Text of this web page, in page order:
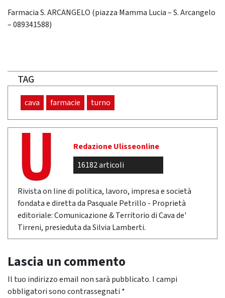
Farmacia S. ARCANGELO (piazza Mamma Lucia – S. Arcangelo
– 089341588)
TAG
cava farmacie turno
Redazione Ulisseonline
16182 articoli
Rivista on line di politica, lavoro, impresa e società
fondata e diretta da Pasquale Petrillo - Proprietà
editoriale: Comunicazione & Territorio di Cava de'
Tirreni, presieduta da Silvia Lamberti.
Lascia un commento
Il tuo indirizzo email non sarà pubblicato. I campi
obbligatori sono contrassegnati *